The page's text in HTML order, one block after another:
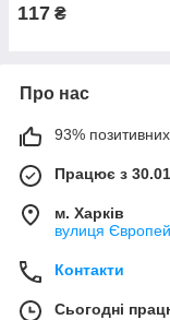
117 ₴
Про нас
93% позитивних
Працює з
м. Харків
вулиця
Контакти
Сьогодні